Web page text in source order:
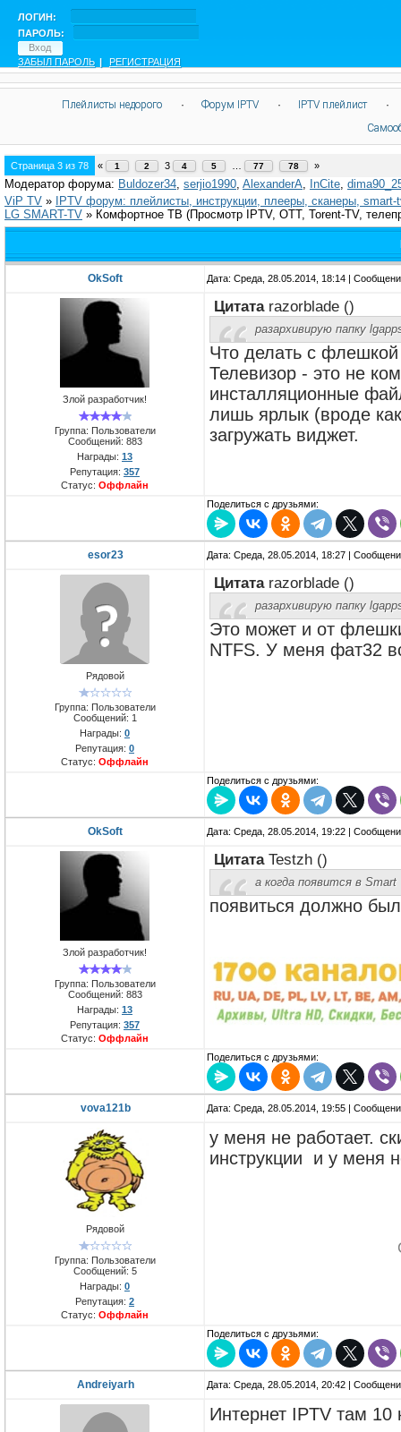
ЛОГИН:
ПАРОЛЬ:
ЗАБЫЛ ПАРОЛЬ | РЕГИСТРАЦИЯ
Плейлисты недорого · Форум IPTV · IPTV плейлист
·
Страница 3 из 78 « 1 2 3 4 5 77 78 »
Модератор форума: Buldozer34, serjio1990, AlexanderA, InCite,
ViP TV »
IPTV форум: плейлисты, инструкции, плееры, сканеры, smart-
LG SMART-TV » Комфортное ТВ (Просмотр IPTV, OTT, Torent-TV,
OkSoft Дата: Среда, 28.05.2014, 18:14 |
Злой разработчик!
Группа: Пользователи
Сообщений: 883
Награды: 13
Репутация: 357
Статус: Оффлайн
Цитата razorblade ()
разархивирую папку
Что делать с флешкой
Телевизор - это не
инсталляционные
лишь ярлык (вроде
загружать виджет.
Поделиться с друзьями:
esor23 Дата: Среда, 28.05.2014, 18:27 |
Рядовой
Группа: Пользователи
Сообщений: 1
Награды: 0
Репутация: 0
Статус: Оффлайн
Цитата razorblade ()
разархивирую папку
Это может и от
NTFS. У меня фат32
Поделиться с друзьями:
OkSoft Дата: Среда, 28.05.2014, 19:22 |
Злой разработчик!
Группа: Пользователи
Сообщений: 883
Награды: 13
Репутация: 357
Статус: Оффлайн
Цитата Testzh ()
а когда появится в
появиться должно
Поделиться с друзьями:
vova121b Дата: Среда, 28.05.2014, 19:55 |
Рядовой
Группа: Пользователи
Сообщений: 5
Награды: 0
Репутация: 2
Статус: Оффлайн
у меня не работает.
инструкции и у меня
Поделиться с друзьями:
Andreiyarh Дата: Среда, 28.05.2014, 20:42 |
Интернет IPTV там